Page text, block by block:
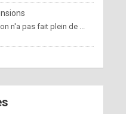
n'a pas fait plein de ...